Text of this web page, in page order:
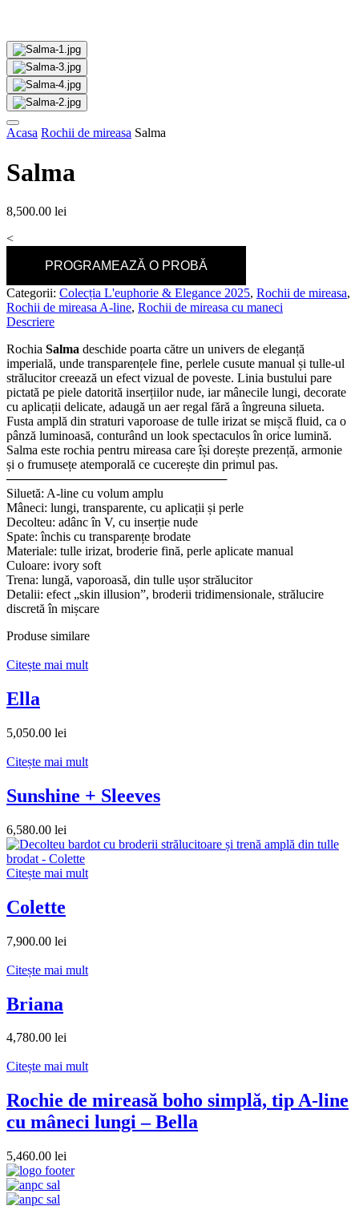
Acasa Rochii de mireasa Salma
Salma
8,500.00 lei
<
PROGRAMEAZĂ O PROBĂ
Categorii: Colecția L'euphorie & Elegance 2025, Rochii de mireasa,
Rochii de mireasa A-line, Rochii de mireasa cu maneci
Descriere
Rochia Salma deschide poarta către un univers de eleganță
imperială, unde transparențele fine, perlele cusute manual și tulle-ul
strălucitor creează un efect vizual de poveste. Linia bustului pare
pictată pe piele datorită inserțiilor nude, iar mânecile lungi, decorate
cu aplicații delicate, adaugă un aer regal fără a îngreuna silueta.
Fusta amplă din straturi vaporoase de tulle irizat se mișcă fluid, ca o
pânză luminoasă, conturând un look spectaculos în orice lumină.
Salma este rochia pentru mireasa care își dorește prezență, armonie
și o frumusețe atemporală ce cucerește din primul pas.
─────────────────────────
Siluetă: A-line cu volum amplu
Mâneci: lungi, transparente, cu aplicații și perle
Decolteu: adânc în V, cu inserție nude
Spate: închis cu transparențe brodate
Materiale: tulle irizat, broderie fină, perle aplicate manual
Culoare: ivory soft
Trena: lungă, vaporoasă, din tulle ușor strălucitor
Detalii: efect „skin illusion”, broderii tridimensionale, strălucire
discretă în mișcare
Produse similare
Citește mai mult
Ella
5,050.00 lei
Citește mai mult
Sunshine + Sleeves
6,580.00 lei
Citește mai mult
Colette
7,900.00 lei
Citește mai mult
Briana
4,780.00 lei
Citește mai mult
Rochie de mireasă boho simplă, tip A-line
cu mâneci lungi – Bella
5,460.00 lei